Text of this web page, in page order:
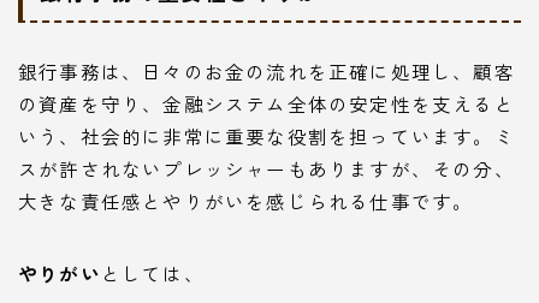
銀行事務は、日々のお金の流れを正確に処理し、顧客
の資産を守り、金融システム全体の安定性を支えると
いう、社会的に非常に重要な役割を担っています。ミ
スが許されないプレッシャーもありますが、その分、
大きな責任感とやりがいを感じられる仕事です。
やりがい としては、